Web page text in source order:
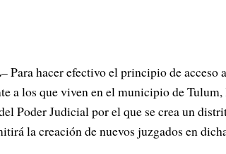
– Para hacer efectivo el principio de acceso
a los que viven en el municipio de
Poder Judicial por el que se crea un
la creación de nuevos juzgados en